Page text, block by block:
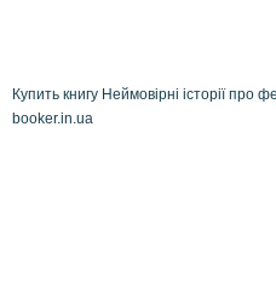
Купить книгу Неймовірні історії про
booker.in.ua